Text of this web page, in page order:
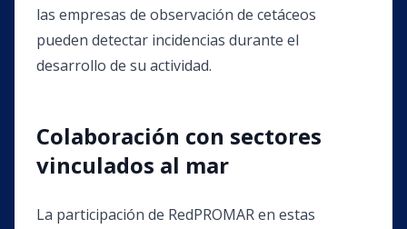
las empresas de observación de cetáceos
pueden detectar incidencias durante el
desarrollo de su actividad.
Colaboración con sectores
vinculados al mar
La participación de RedPROMAR en estas